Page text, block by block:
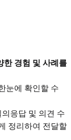
한 경험 및 사례를
눈에 확인할 수
응답 및 의견 수
정리하여 전달할